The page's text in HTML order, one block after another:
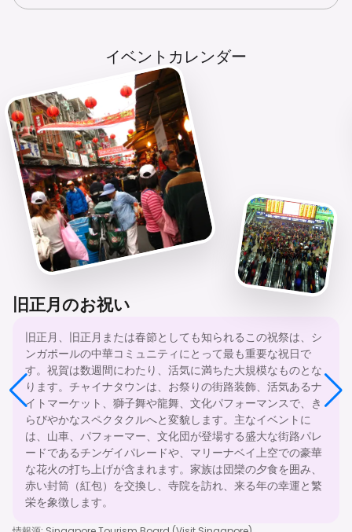
イベントカレンダー
旧正月のお祝い
旧正月、旧正月または春節としても知られるこの祝祭は、シ
ンガポールの中華コミュニティにとって最も重要な祝日で
す。祝賀は数週間にわたり、活気に満ちた大規模なものとな
ります。チャイナタウンは、お祭りの街路装飾、活気あるナ
イトマーケット、獅子舞や龍舞、文化パフォーマンスで、き
らびやかなスペクタクルへと変貌します。主なイベントに
は、山車、パフォーマー、文化団が登場する盛大な街路パレ
ードであるチンゲイパレードや、マリーナベイ上空での豪華
な花火の打ち上げが含まれます。家族は団欒の夕食を囲み、
赤い封筒（紅包）を交換し、寺院を訪れ、来る年の幸運と繁
栄を象徴します。